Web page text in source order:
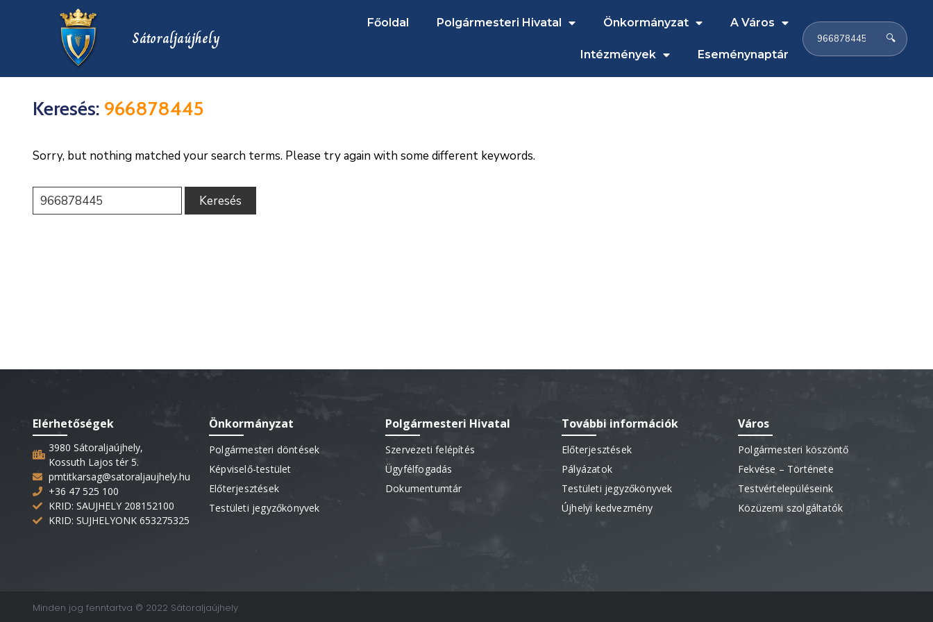
Sátoraljaújhely
Főoldal Polgármesteri Hivatal Önkormányzat A Város
Intézmények Eseménynaptár
🔍
Keresés: 966878445
Sorry, but nothing matched your search terms. Please try again with some different keywords.
Elérhetőségek
3980 Sátoraljaújhely,
Kossuth Lajos tér 5.
pmtitkarsag@satoraljaujhely.hu
+36 47 525 100
KRID: SAUJHELY 208152100
KRID: SUJHELYONK 653275325
Önkormányzat
Polgármesteri döntések
Képviselő-testület
Előterjesztések
Testületi jegyzőkönyvek
Polgármesteri Hivatal
Szervezeti felépítés
Ügyfélfogadás
Dokumentumtár
További információk
Előterjesztések
Pályázatok
Testületi jegyzőkönyvek
Újhelyi kedvezmény
Város
Polgármesteri köszöntő
Fekvése – Története
Testvértelepüléseink
Közüzemi szolgáltatók
Minden jog fenntartva © 2022 Sátoraljaújhely